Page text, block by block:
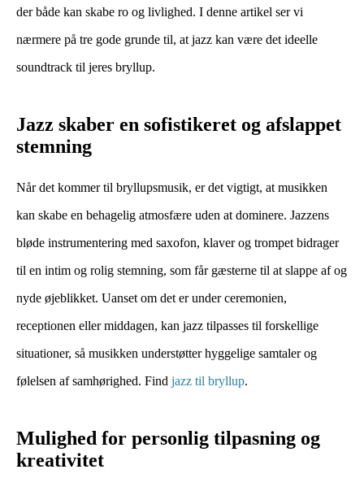
der både kan skabe ro og livlighed. I denne artikel ser vi
nærmere på tre gode grunde til, at jazz kan være det ideelle
soundtrack til jeres bryllup.
Jazz skaber en sofistikeret og afslappet
stemning
Når det kommer til bryllupsmusik, er det vigtigt, at musikken
kan skabe en behagelig atmosfære uden at dominere. Jazzens
bløde instrumentering med saxofon, klaver og trompet bidrager
til en intim og rolig stemning, som får gæsterne til at slappe af og
nyde øjeblikket. Uanset om det er under ceremonien,
receptionen eller middagen, kan jazz tilpasses til forskellige
situationer, så musikken understøtter hyggelige samtaler og
følelsen af samhørighed. Find jazz til bryllup.
Mulighed for personlig tilpasning og
kreativitet